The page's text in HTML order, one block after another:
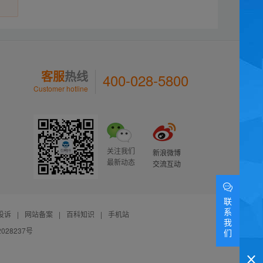
客服热线
Customer hotline 400-028-5800
关注我们
最新动态
新浪微博
交流互动
诉 | 网站备案 | 百科知识 |
手机站
号
联
系
我
们